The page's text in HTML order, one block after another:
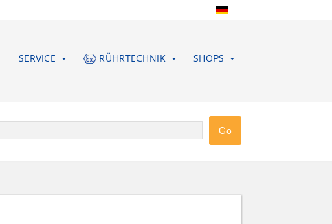
SERVICE RÜHRTECHNIK SHOPS